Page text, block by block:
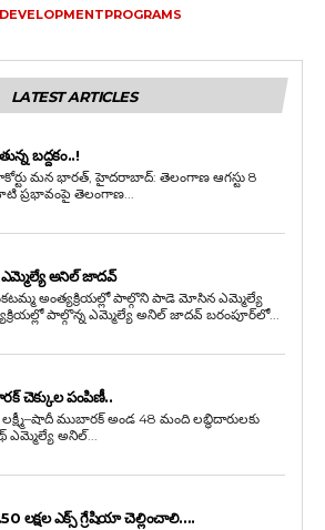
LATEST ARTICLES
బద్దకం..!
ఆగస్టు 8
ప్రభావంపై తెలంగాణ...
అనిల్ జాదవ్
అంత్యక్రియల్లో పాల్గొని పాడె మోసిన ఎమ్మెల్యే
ముడుపు వెంకటమ్మ అంత్యక్రియల్లో పాల్గొన్న ఎమ్మెల్యే అనిల్ జాదవ్ బరంపూర్‌లో...
చెక్కుల పంపిణీ..
అండ 48 మంది లబ్ధిదారులకు
ఎమ్మెల్యే అనిల్...
లక్షల ఎక్స్ గ్రేషియా చెల్లించాలి….